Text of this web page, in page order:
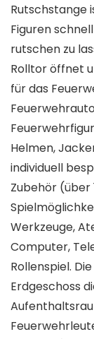
Rutschstange
Figuren
rutschen zu
Rolltor öffnet
für das
Helmen,
individuell
Zubehör
Werkzeuge,
Computer,
Rollenspiel.
Erdgeschoss